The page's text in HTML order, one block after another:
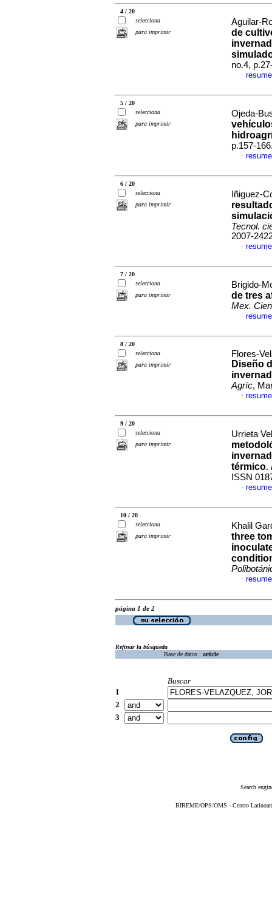
4 / 20
selecciona
para imprimir
Aguilar-
de
no.4,
·
5 / 20
selecciona
para imprimir
Ojeda-
p.157-
·
6 / 20
selecciona
para imprimir
Iñiguez-
Tecnol.
2007-
·
7 / 20
selecciona
para imprimir
Brigido-
de tres
Mex.
·
8 / 20
selecciona
para imprimir
Flores-
Diseño
Agríc,
·
9 / 20
selecciona
para imprimir
Urrieta
térmico.
ISSN
·
10 / 20
selecciona
para imprimir
Khalil
three
·
página 1 de 2
Refinar la búsqueda
Base de datos : article
Buscar
1
2
3
Search
BIREME/OPS/OMS - Centro